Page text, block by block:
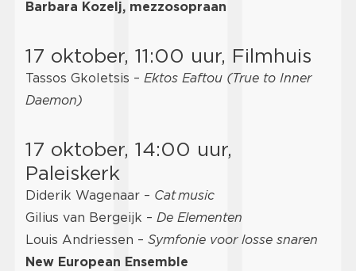
Barbara Kozelj, mezzosopraan
17 oktober, 11:00 uur, Filmhuis
Tassos Gkoletsis – Ektos Eaftou (True to Inner
Daemon)
17 oktober, 14:00 uur,
Paleiskerk
Diderik Wagenaar – Cat music
Gilius van Bergeijk – De Elementen
Louis Andriessen – Symfonie voor losse snaren
New European Ensemble